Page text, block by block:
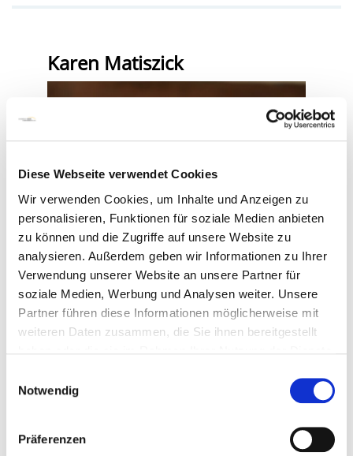
Diese Webseite verwendet Cookies
Wir verwenden Cookies, um Inhalte und Anzeigen zu
personalisieren, Funktionen für soziale Medien anbieten
zu können und die Zugriffe auf unsere Website zu
analysieren. Außerdem geben wir Informationen zu Ihrer
Verwendung unserer Website an unsere Partner für
soziale Medien, Werbung und Analysen weiter. Unsere
Partner führen diese Informationen möglicherweise mit
weiteren Daten zusammen, die Sie ihnen bereitgestellt
Notwendig
Präferenzen
Karen Matiszick